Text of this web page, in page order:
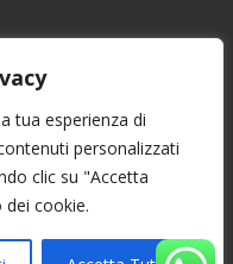
tua esperienza di
personalizzati
clic su "Accetta
cookie.
Carrozzini